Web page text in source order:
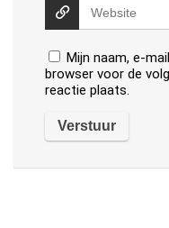
Mijn naam, e-
browser voor de
reactie plaats.